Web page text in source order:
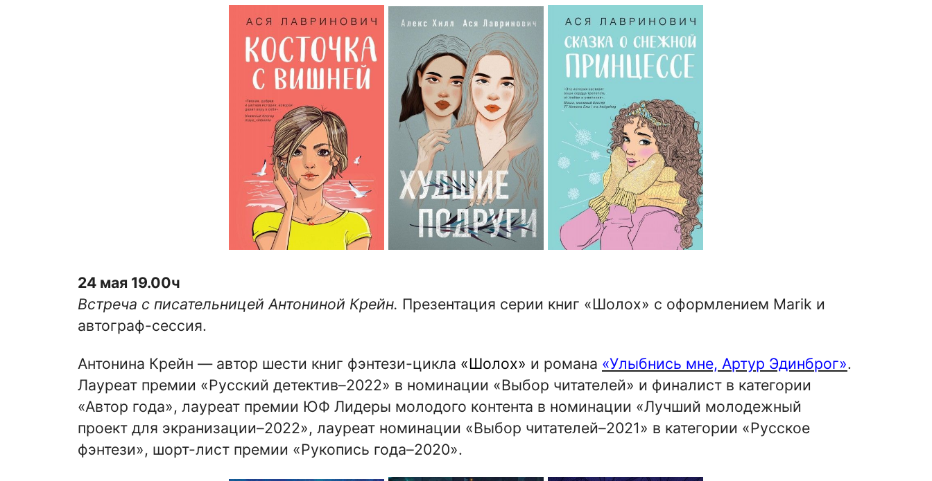
24 мая 19.00ч
Встреча с писательницей Антониной Крейн. Презентация серии книг «Шолох» с оформлением Marik и
автограф-сессия.
Антонина Крейн — автор шести книг фэнтези-цикла «Шолох» и романа «Улыбнись мне, Артур Эдинброг».
Лауреат премии «Русский детектив–2022» в номинации «Выбор читателей» и финалист в категории
«Автор года», лауреат премии ЮФ Лидеры молодого контента в номинации «Лучший молодежный
проект для экранизации–2022», лауреат номинации «Выбор читателей–2021» в категории «Русское
фэнтези», шорт-лист премии «Рукопись года–2020».